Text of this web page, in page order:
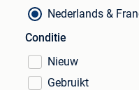
Nederlands &
Conditie
Nieuw
Gebruikt